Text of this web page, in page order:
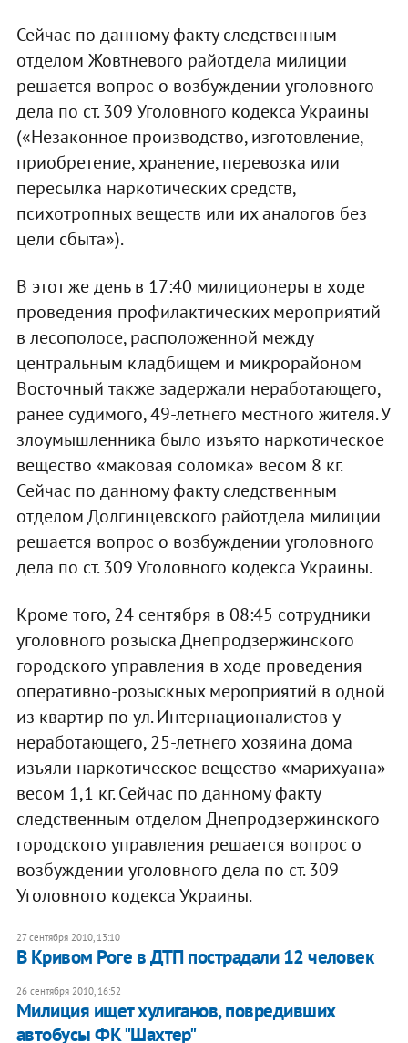
Сейчас по данному факту следственным
отделом Жовтневого райотдела милиции
решается вопрос о возбуждении уголовного
дела по ст. 309 Уголовного кодекса Украины
(«Незаконное производство, изготовление,
приобретение, хранение, перевозка или
пересылка наркотических средств,
психотропных веществ или их аналогов без
цели сбыта»).
В этот же день в 17:40 милиционеры в ходе
проведения профилактических мероприятий
в лесополосе, расположенной между
центральным кладбищем и микрорайоном
Восточный также задержали неработающего,
ранее судимого, 49-летнего местного жителя. У
злоумышленника было изъято наркотическое
вещество «маковая соломка» весом 8 кг.
Сейчас по данному факту следственным
отделом Долгинцевского райотдела милиции
решается вопрос о возбуждении уголовного
дела по ст. 309 Уголовного кодекса Украины.
Кроме того, 24 сентября в 08:45 сотрудники
уголовного розыска Днепродзержинского
городского управления в ходе проведения
оперативно-розыскных мероприятий в одной
из квартир по ул. Интернационалистов у
неработающего, 25-летнего хозяина дома
изъяли наркотическое вещество «марихуана»
весом 1,1 кг. Сейчас по данному факту
следственным отделом Днепродзержинского
городского управления решается вопрос о
возбуждении уголовного дела по ст. 309
Уголовного кодекса Украины.
27 сентября 2010, 13:10
В Кривом Роге в ДТП пострадали 12 человек
26 сентября 2010, 16:52
Милиция ищет хулиганов, повредивших
автобусы ФК "Шахтер"